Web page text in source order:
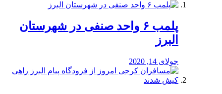
پلمب ۶ واحد صنفی در شهرستان
البرز
جولای 14, 2020